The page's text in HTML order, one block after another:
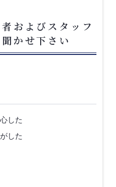
およびスタッフ
かせ下さい
した
した